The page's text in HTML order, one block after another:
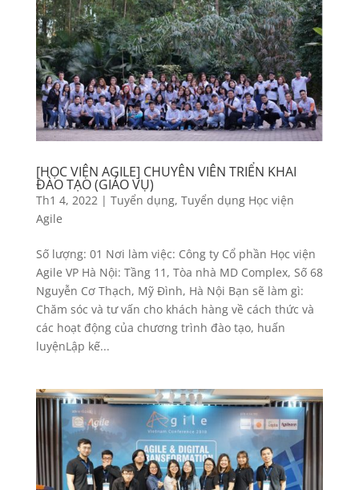
[HỌC VIỆN AGILE] CHUYÊN VIÊN TRIỂN KHAI
ĐÀO TẠO (GIÁO VỤ)
Th1 4, 2022| Tuyển dụng, Tuyển dụng Học viện
Agile
Số lượng: 01 Nơi làm việc: Công ty Cổ phần Học viện
Agile VP Hà Nội: Tầng 11, Tòa nhà MD Complex, Số 68
Nguyễn Cơ Thạch, Mỹ Đình, Hà Nội Bạn sẽ làm gì:
Chăm sóc và tư vấn cho khách hàng về cách thức và
các hoạt động của chương trình đào tạo, huấn
luyệnLập kế...